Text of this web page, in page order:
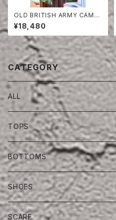
OLD BRITISH ARMY CAMO
UFLAGE TROUSERS
¥18,480
CATEGORY
ALL
TOPS
BOTTOMS
SHOES
SCARF